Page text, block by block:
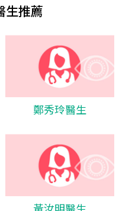
生推薦
鄭秀玲醫生